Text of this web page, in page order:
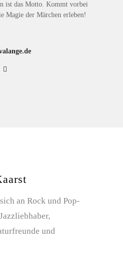
ist das Motto. Kommt vorbei
Magie der Märchen erleben!
an Rock und Pop-
und